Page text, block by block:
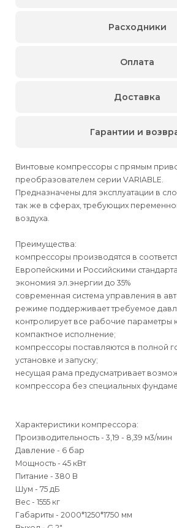
Винтовые компрессоры с прямым
преобразователем серии VARIABLE.
Предназначены для эксплуатации в
так же в сферах, требующих
воздуха.
Преимущества:
компрессоры производятся в
Европейскими и Российскими
экономия эл.энергии до 35%
современная система управления в
режиме поддерживает требуемое
контролирует все рабочие параметры
компактное исполнение;
компрессоры поставляются в полной
установке и запуску;
несущая рама предусматривает
компрессора без специальных
Характеристики компрессора:
Производительность - 3,19 - 8,39 м3/мин
Давление - 6 бар
Мощность - 45 кВт
Питание - 380 В
Шум - 75 дБ
Вес - 1555 кг
Габариты - 2000*1250*1750 мм
Расходники
Оплата
Доставка
Гарантии и